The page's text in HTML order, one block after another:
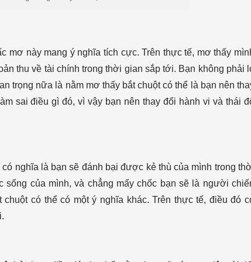
mơ này mang ý nghĩa tích cực. Trên thực tế, mơ thấy
thu về tài chính trong thời gian sắp tới. Bạn không phải
trọng nữa là nằm mơ thấy bắt chuột có thể là bạn nên
sai điều gì đó, vì vậy bạn nên thay đổi hành vi và thái
nghĩa là bạn sẽ đánh bại được kẻ thù của mình trong
của mình, và chẳng mấy chốc bạn sẽ là người
có thể có một ý nghĩa khác. Trên thực tế, điều đó